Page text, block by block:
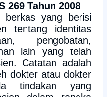
269 Tahun 2008
berkas yang berisi
tentang identitas
pengobatan,
lain yang telah
Catatan adalah
dokter atau dokter
tindakan yang